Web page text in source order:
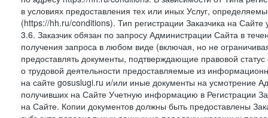
в условиях предоставления тех или иных Услуг,
(https://hh.ru/conditions). Тип регистрации Заказчика на
3.6. Заказчик обязан по запросу Администрации Сайта в
получения запроса в любом виде (включая, но не
предоставлять документы, подтверждающие правовой
о трудовой деятельности предоставляемые из
на сайте gosuslugi.ru и/или иные документы на усмотрение
получивших на Сайте Учетную информацию в Регистрации
на Сайте. Копии документов должны быть предоставлены